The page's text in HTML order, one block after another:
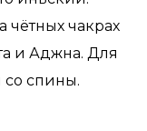
чётных чакрах
и Аджна. Для
со спины.